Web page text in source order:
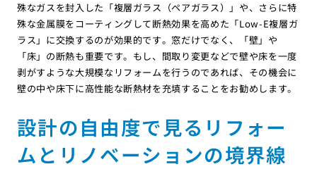
殊なガスを封入した「複層ガラス（ペアガラス）」や、さらに特
殊な金属膜をコーティングして断熱効果を高めた「Low-E複層ガ
ラス」に交換するのが効果的です。窓だけでなく、「壁」や
「床」の断熱も重要です。もし、間取り変更などで壁や床を一度
剥がすような大規模なリフォームを行うのであれば、その機会に
壁の中や床下に高性能な断熱材を充填することをお勧めします。
設計の自由度で見るリフォー
ムとリノベーションの境界線